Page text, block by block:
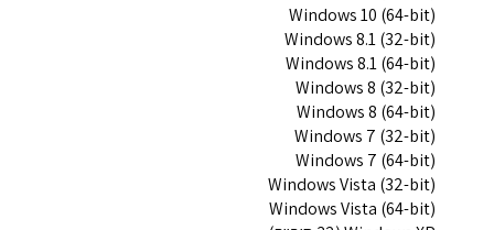
Windows 10 (64-bit)
Windows 8.1 (32-bit)
Windows 8.1 (64-bit)
Windows 8 (32-bit)
Windows 8 (64-bit)
Windows 7 (32-bit)
Windows 7 (64-bit)
Windows Vista (32-bit)
Windows Vista (64-bit)